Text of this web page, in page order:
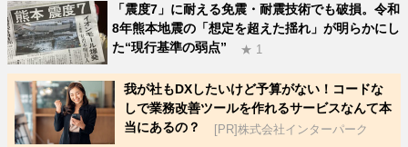
「震度7」に耐える免震・耐震技術でも破損。令和
8年熊本地震の「想定を超えた揺れ」が明らかにし
た“現行基準の弱点”
★ 1
我が社もDXしたいけど予算がない！コードな
しで業務改善ツールを作れるサービスなんて本
当にあるの？
[PR]株式会社インターパーク